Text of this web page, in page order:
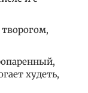
худеть,